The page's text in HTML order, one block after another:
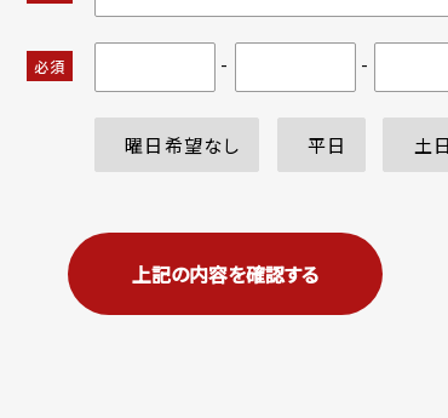
必須 - -
曜日希望なし 平日 土